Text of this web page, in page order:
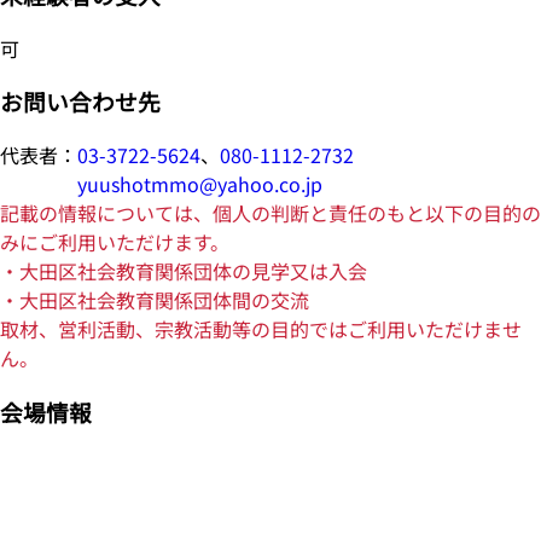
可
お問い合わせ先
代表者： 03-3722-5624、 080-1112-2732
yuushotmmo@yahoo.co.jp
記載の情報については、個人の判断と責任のもと以下の目的の
みにご利用いただけます。
・大田区社会教育関係団体の見学又は入会
・大田区社会教育関係団体間の交流
取材、営利活動、宗教活動等の目的ではご利用いただけませ
ん。
会場情報